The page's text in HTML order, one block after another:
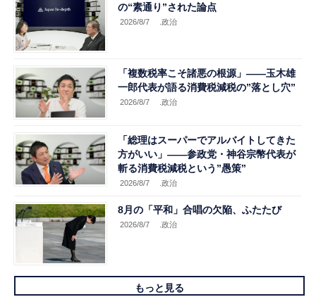
の“素通り”された論点
2026/8/7 .政治
「複数税率こそ諸悪の根源」――玉木雄
一郎代表が語る消費税減税の”落とし穴”
2026/8/7 .政治
「総理はスーパーでアルバイトしてきた
方がいい」――参政党・神谷宗幣代表が
斬る消費税減税という”愚策”
2026/8/7 .政治
8月の「平和」合唱の欠陥、ふたたび
2026/8/7 .政治
もっと見る